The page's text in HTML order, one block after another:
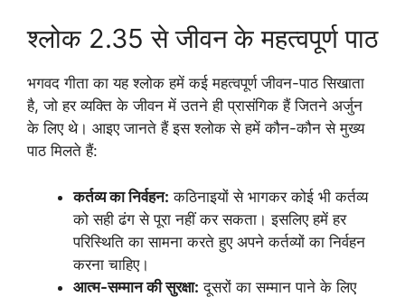
श्लोक 2.35 से जीवन के महत्वपूर्ण पाठ
भगवद गीता का यह श्लोक हमें कई महत्वपूर्ण जीवन-पाठ सिखाता
है, जो हर व्यक्ति के जीवन में उतने ही प्रासंगिक हैं जितने अर्जुन
के लिए थे। आइए जानते हैं इस श्लोक से हमें कौन-कौन से मुख्य
पाठ मिलते हैं:
कर्तव्य का निर्वहन: कठिनाइयों से भागकर कोई भी कर्तव्य
को सही ढंग से पूरा नहीं कर सकता। इसलिए हमें हर
परिस्थिति का सामना करते हुए अपने कर्तव्यों का निर्वहन
करना चाहिए।
आत्म-सम्मान की सुरक्षा: दूसरों का सम्मान पाने के लिए